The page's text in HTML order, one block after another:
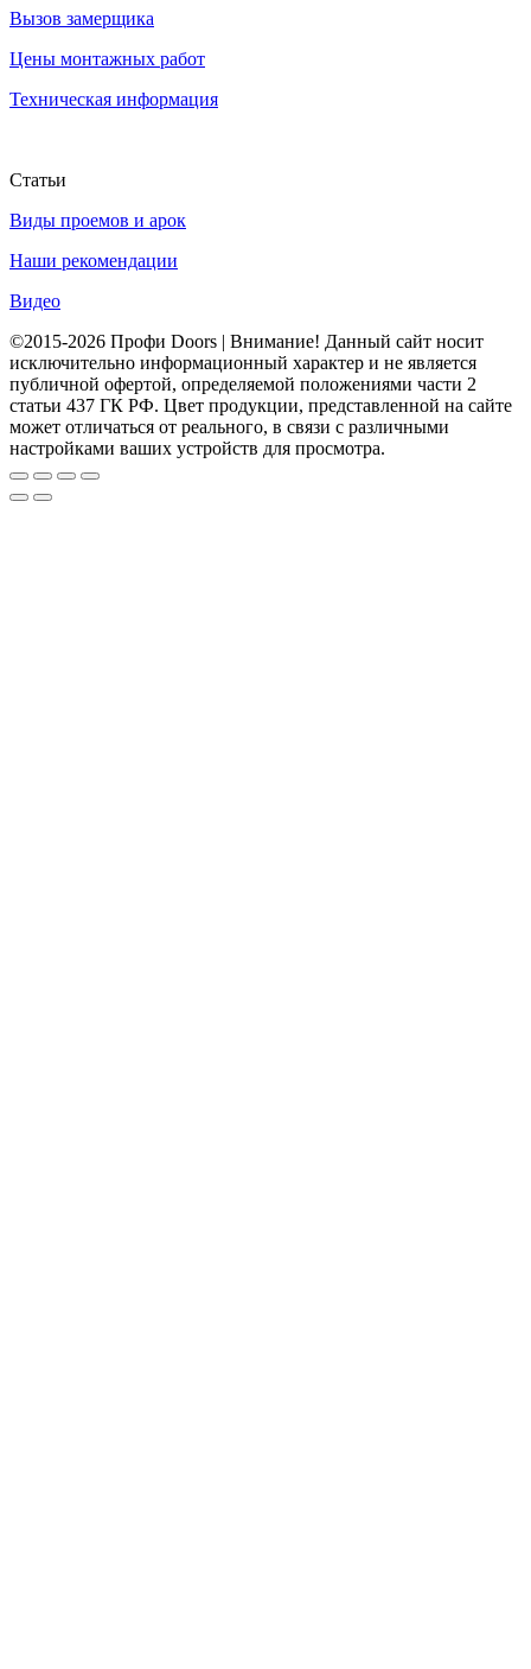
Вызов замерщика
Цены монтажных работ
Техническая информация
Статьи
Виды проемов и арок
Наши рекомендации
Видео
©2015-2026 Профи Doors | Внимание! Данный сайт носит
исключительно информационный характер и не является
публичной офертой, определяемой положениями части 2
статьи 437 ГК РФ. Цвет продукции, представленной на сайте
может отличаться от реального, в связи с различными
настройками ваших устройств для просмотра.